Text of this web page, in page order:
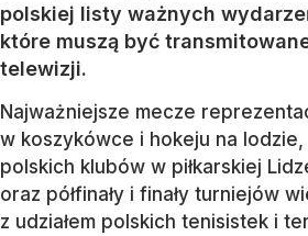
polskiej listy ważnych
które muszą być
telewizji.
Najważniejsze mecze
w koszykówce i hokeju na
polskich klubów w piłkarskiej
oraz półfinały i finały turniejów
z udziałem polskich tenisistek i